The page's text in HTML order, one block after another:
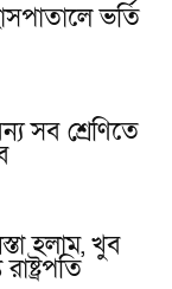
ভর্তি
সব শ্রেণিতে
হলাম, খুব